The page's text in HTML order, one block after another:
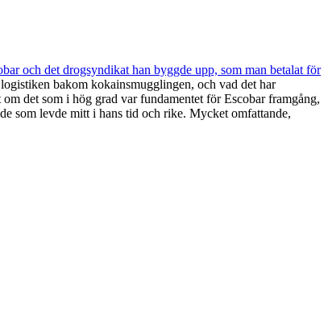
och det drogsyndikat han byggde upp, som man betalat för
bakom kokainsmugglingen, och vad det har
det som i hög grad var fundamentet för Escobar framgång,
som levde mitt i hans tid och rike. Mycket omfattande,